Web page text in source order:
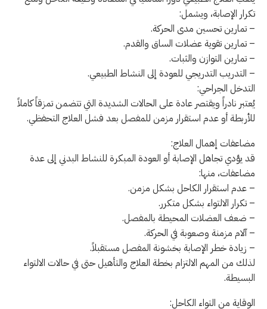
تكرار الإصابة، ويشمل:
– تمارين تحسين مدى الحركة.
– تمارين تقوية عضلات الساق والقدم.
– تمارين التوازن والثبات.
– التدريب التدريجي للعودة إلى النشاط الطبيعي.
التدخل الجراحي:
يُعتبر نادراً ويقتصر عادة على الحالات الشديدة التي تتضمن تمزقاً كاملاً
للأربطة أو عدم استقرار مزمن للمفصل بعد فشل العلاج التحفظي.
مضاعفات إهمال العلاج:
قد يؤدي تجاهل الإصابة أو العودة المبكرة للنشاط البدني إلى عدة
مضاعفات، منها:
– عدم استقرار الكاحل بشكل مزمن.
– تكرار الالتواء بشكل متكرر.
– ضعف العضلات المحيطة بالمفصل.
– آلام مزمنة وصعوبة في الحركة.
– زيادة خطر الإصابة بخشونة المفصل مستقبلاً.
لذلك من المهم الالتزام بخطة العلاج والتأهيل حتى في حالات الالتواء
البسيطة.
الوقاية من التواء الكاحل: